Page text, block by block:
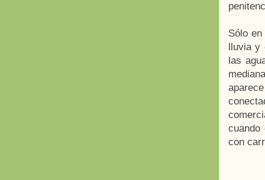
Sólo
lluvia
las
cuando
con